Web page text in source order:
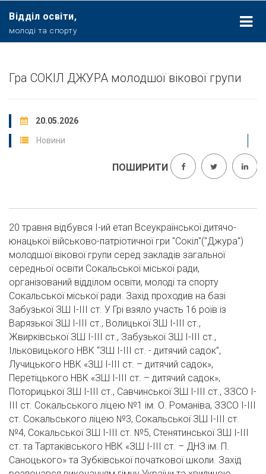
Відділ освіти,
молоді та спорту
Гра СОКІЛ ДЖУРА молодшої вікової групи
20.05.2026
Новини
ПОШИРИТИ
20 травня відбувся І-ий етап Всеукраїнської дитячо-
юнацької військово-патріотичної гри "Сокіл"("Джура")
молодшої вікової групи серед закладів загальної
середньої освіти Сокальської міської ради,
організований відділом освіти, молоді та спорту
Сокальської міської ради. Захід проходив на базі
Забузької ЗШ І-ІІІ ст. У Грі взяло участь 16 роїв із
Варязької ЗШ І-ІІІ ст., Волицької ЗШ І-ІІІ ст.,
Жвирківської ЗШ І-ІІІ ст., Забузької ЗШ І-ІІІ ст.,
Ільковицького НВК “ЗШ І-ІІІ ст. - дитячий садок”,
Лучицького НВК «ЗШ І-ІІІ ст. – дитячий садок»,
Перетіцького НВК «ЗШ І-ІІІ ст. – дитячий садок»,
Поторицької ЗШ І-ІІІ ст., Савчинської ЗШ І-ІІІ ст., ЗЗСО І-
ІІІ ст. Сокальського ліцею №1 ім. О. Романіва, ЗЗСО І-ІІІ
ст. Сокальського ліцею №3, Сокальської ЗШ І-ІІІ ст.
№4, Сокальської ЗШ І-ІІІ ст. №5, Стенятинської ЗШ І-ІІІ
ст. та Тартаківського НВК «ЗШ І-ІІІ ст. – ДНЗ ім. П.
Саноцького» та Зубківської початкової школи. Захід